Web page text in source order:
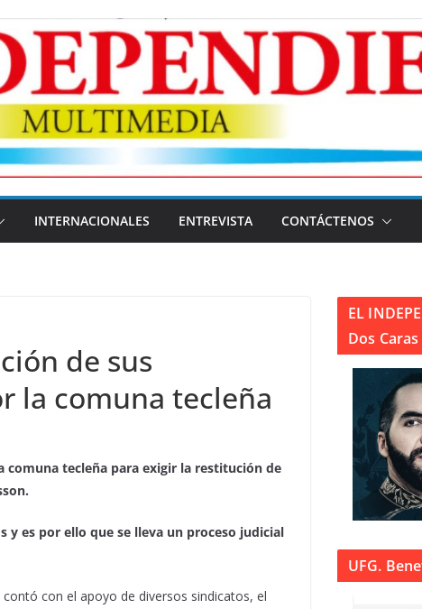
INTERNACIONALES ENTREVISTA CONTÁCTENOS
de sus
la comuna tecleña
comuna tecleña para exigir la restitución de
y es por ello que se lleva un proceso judicial
con el apoyo de diversos sindicatos, el
EL
Dos
UFG.